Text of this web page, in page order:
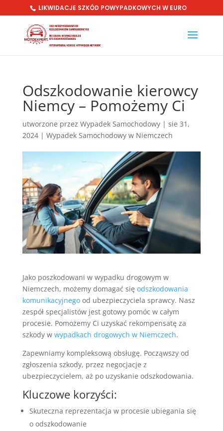
LIKWIDACJE SZKÓD POWYPADKOWYCH W EURO
Odszkodowanie kierowcy
Niemcy – Pomożemy Ci
utworzone przez Wypadek Samochodowy| sie 31,
2024| Wypadek Samochodowy w Niemczech
Jako poszkodowani w wypadku drogowym w
Niemczech, możemy domagać się odszkodowania
komunikacyjnegood ubezpieczyciela sprawcy. Nasz
zespół specjalistów jest gotowy pomóc w całym
procesie. Pomożemy Ci uzyskać rekompensatę za
szkody w wypadkach drogowych w Niemczech.
Zapewniamy kompleksową obsługę. Począwszy od
zgłoszenia szkody, przez negocjacje z
ubezpieczycielem, aż po uzyskanie odszkodowania.
Kluczowe korzyści:
Skuteczna reprezentacja w procesie ubiegania się
o odszkodowanie